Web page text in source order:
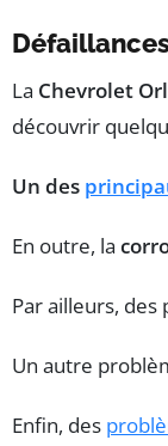
La Chevrolet
découvrir
Un des
En outre, la
Par ailleurs,
Un autre
Enfin, des